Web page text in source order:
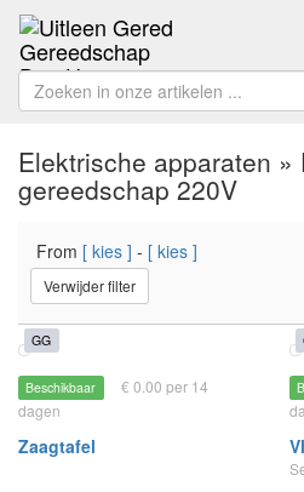
Elektrische apparaten »
gereedschap 220V
From [ kies ] - [ kies ]
Verwijder filter
GG
Beschikbaar
€ 0.00 per 14
dagen
Zaagtafel